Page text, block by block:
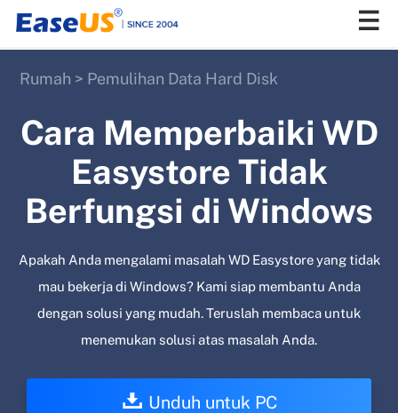
Rumah > Pemulihan Data Hard Disk
Cara Memperbaiki WD
Easystore Tidak
Berfungsi di Windows
Apakah Anda mengalami masalah WD Easystore yang tidak
mau bekerja di Windows? Kami siap membantu Anda
dengan solusi yang mudah. Teruslah membaca untuk
menemukan solusi atas masalah Anda.
Unduh untuk PC